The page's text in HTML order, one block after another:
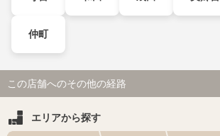
仲町
この店舗へのその他の経路
エリアから探す